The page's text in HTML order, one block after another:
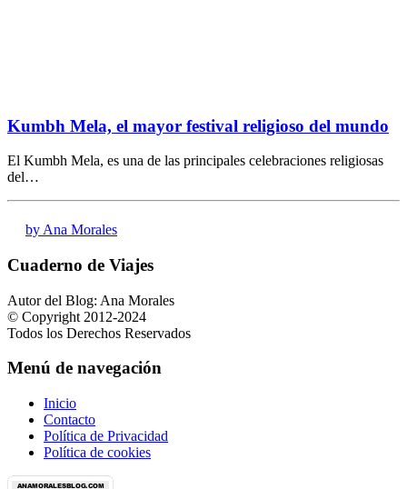
Kumbh Mela, el mayor festival religioso del mundo
El Kumbh Mela, es una de las principales celebraciones religiosas
del…
by Ana Morales
Cuaderno de Viajes
Autor del Blog: Ana Morales
© Copyright 2012-2024
Todos los Derechos Reservados
Menú de navegación
Inicio
Contacto
Política de Privacidad
Política de cookies